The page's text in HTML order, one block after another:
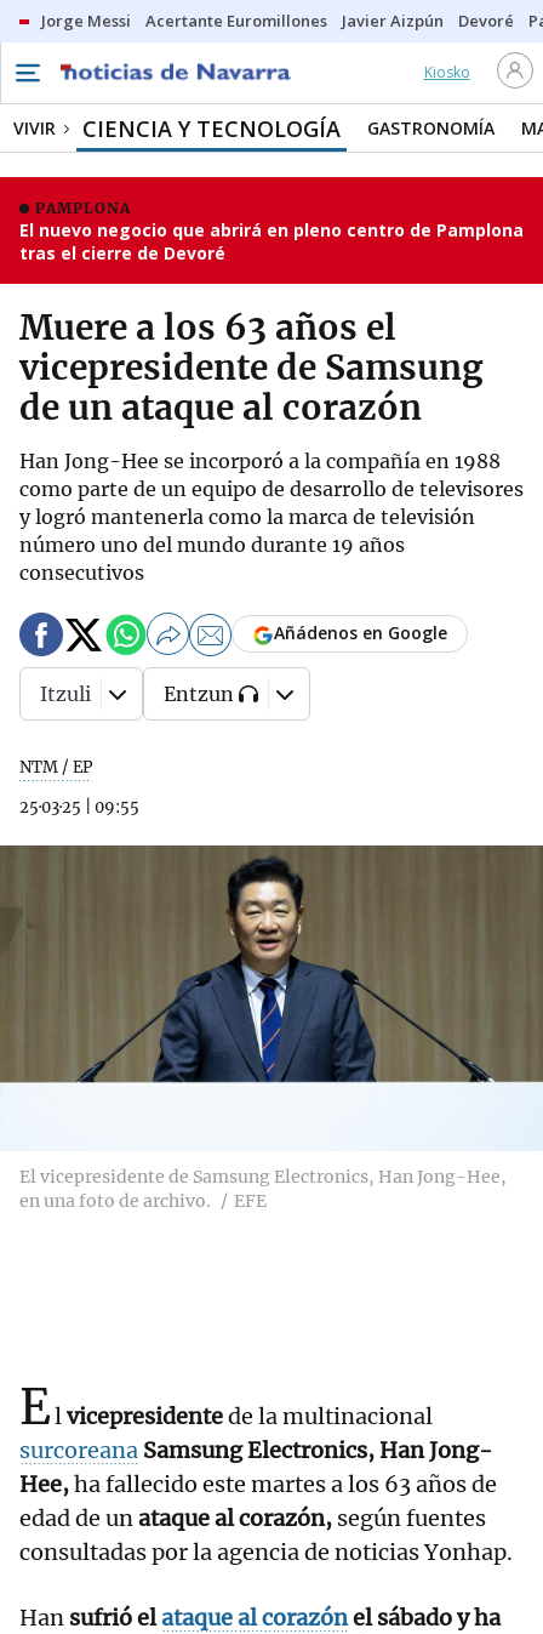
Jorge Messi Acertante Euromillones Javier Aizpún Devoré
Kiosko
VIVIR CIENCIA Y TECNOLOGÍA GASTRONOMÍA
PAMPLONA
El nuevo negocio que abrirá en pleno centro de Pamplona
tras el cierre de Devoré
Muere a los 63 años el
vicepresidente de Samsung
de un ataque al corazón
Han Jong-Hee se incorporó a la compañía en 1988
como parte de un equipo de desarrollo de televisores
y logró mantenerla como la marca de televisión
número uno del mundo durante 19 años
consecutivos
NTM / EP
25·03·25
09:55
Añádenos en Google
Itzuli Entzun
El vicepresidente de Samsung Electronics, Han Jong-Hee,
en una foto de archivo.
EFE
Elvicepresidentede la multinacional
surcoreana Samsung Electronics, Han Jong-
Hee,ha fallecido este martes a los 63 años de
edad de unataque al corazón, según fuentes
consultadas por la agencia de noticias Yonhap.
Han sufrió elataque al corazónel sábado y ha